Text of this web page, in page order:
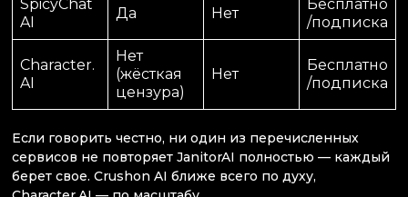
SpicyChat
AI
Да Нет
Бесплатно
/подписка
Character.
AI
Нет
(жёсткая
цензура)
Нет
Бесплатно
/подписка
Если говорить честно, ни один из перечисленных
сервисов не повторяет JanitorAI полностью — каждый
берет свое. Crushon AI ближе всего по духу,